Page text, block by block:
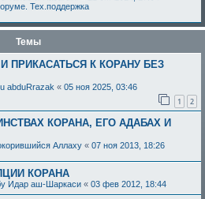
Тех.поддержка
Темы
ПРИКАСАТЬСЯ К КОРАНУ БЕЗ
abduRrazak « 05 ноя 2025, 03:46
1 2
КОРАНА, ЕГО АДАБАХ И
Аллаху « 07 ноя 2013, 18:26
КОРАНА
Идар аш-Шаркаси « 03 фев 2012, 18:44